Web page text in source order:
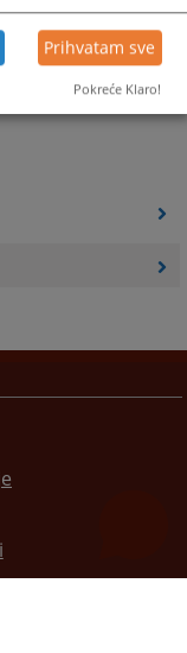
Prihvatam sve
Pokreće Klaro!